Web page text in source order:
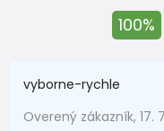
38
100%
vyborne-rychle
Overený zákazník, 17.